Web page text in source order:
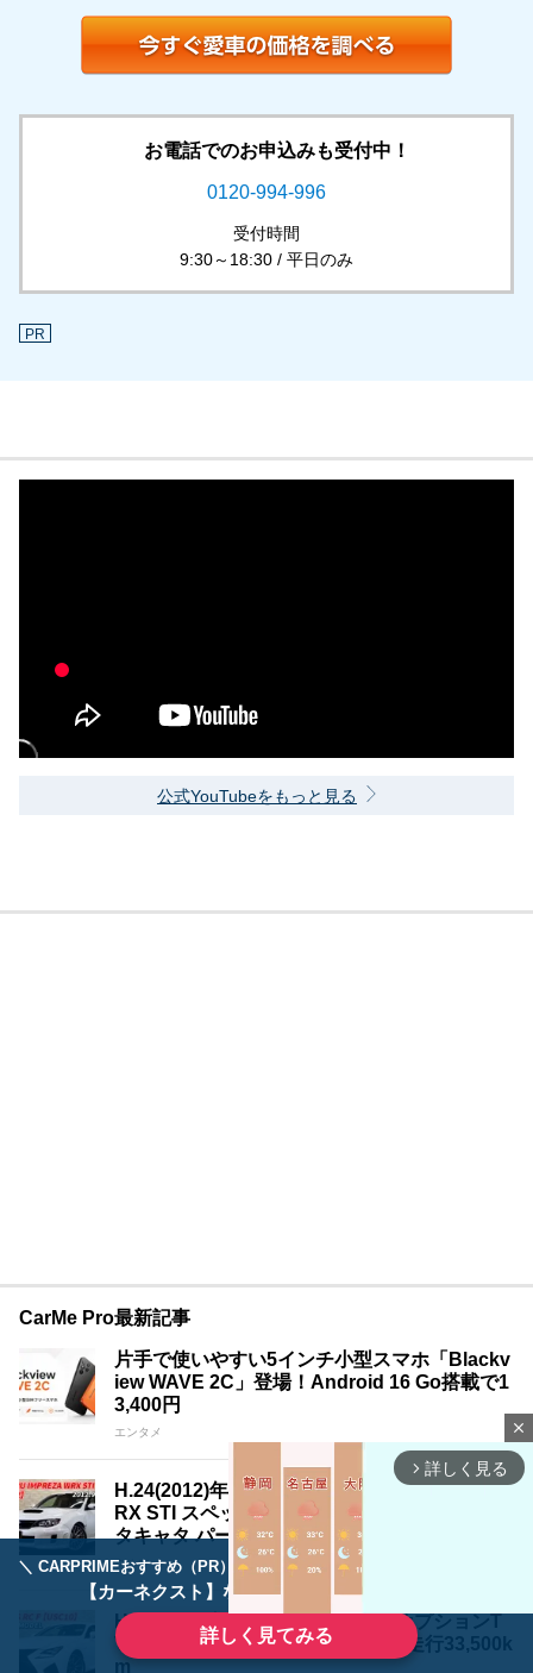
＼ CARPRIMEおすすめ（PR） ／ディーラーで手放すのはもったいない！
【カーネクスト】ならどんなクルマも高価買取
詳しく見てみる
お電話でのお申込みも受付中！
0120-994-996
受付時間
9:30～18:30 / 平日のみ
PR
公式YouTubeをもっと見る
CarMe Pro最新記事
片手で使いやすい5インチ小型スマホ「Blackv
iew WAVE 2C」登場！Android 16 Go搭載で1
3,400円
エンタメ
H.24(2012)年 スバル インプレッサWRX 2.0 W
RX STI スペックC 4WD HKS車高調 SARDメ
タキャタ パールホワイト 走行32,000km
クルマ
H.28(2016)年 レクサス RC F 5.0 オプションT
VD 純正19インチ パールホワイト 走行33,500k
m
close
arrow_forward_ios 詳しく見る